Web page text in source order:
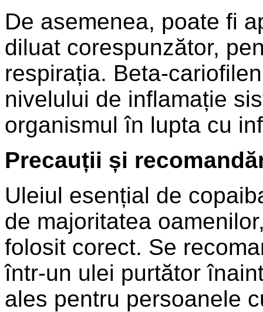
De asemenea, poate fi
diluat corespunzător,
respirația. Beta-
nivelului de inflamație
organismul în lupta cu
Precauții și
Uleiul esențial de
de majoritatea
folosit corect. Se
într-un ulei purtător
ales pentru persoanele